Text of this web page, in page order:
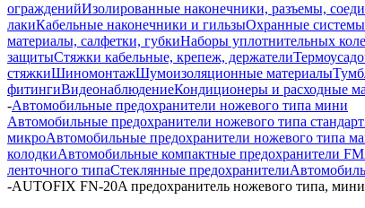
огражденийИзолированные наконечники, разъемы,
лакиКабельные наконечники и гильзыОхранные системы
материалы, салфетки, губкиНаборы уплотнительных
защитыСтяжки кабельные, крепеж, держатели
стяжкиШиномонтажШумоизоляционные материалы
фитингиВидеонаблюдениеКондиционеры и расходные
-Автомобильные предохранители ножевого типа мини
Автомобильные предохранители ножевого типа стандарт
микроАвтомобильные предохранители ножевого типа
колодкиАвтомобильные компактные предохранители FM
ленточного типаСтеклянные предохранители
-AUTOFIX FN-20A предохранитель ножевого типа,